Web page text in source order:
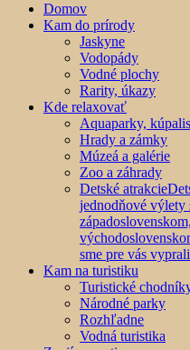
Domov
Kam do prírody
Jaskyne
Vodopády
Vodné plochy
Rarity, úkazy
Kde relaxovať
Aquaparky,
Hrady a zámky
Múzeá a galérie
Zoo a záhrady
Detské atrakcie
jednodňové
sme pre vás
Kam na turistiku
Turistické
Národné parky
Rozhľadne
Vodná turistika